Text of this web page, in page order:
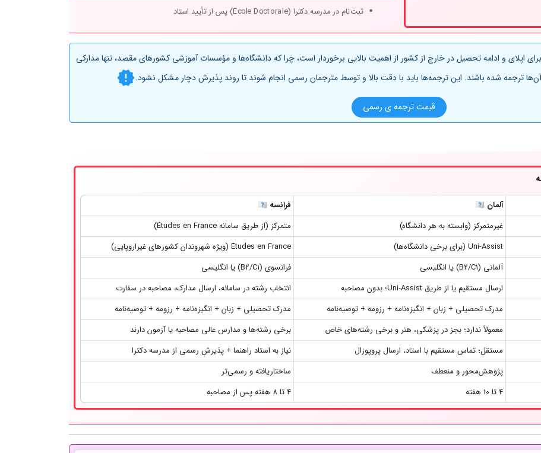
و ادامه تحصیل در خارج از کشور از اهمیت بالایی برخوردار است، چرا که دانشگاه‌ها و مؤسسات آموزشی کشورهای مقصد، تنها مدارکی
ترجمه شده باشند. این ترجمه‌ها باید با دقت بالا و توسط مترجمان رسمی انجام شوند تا روند پذیرش دچار مشکل نشود.
قیمت ترجمه ی رسمی
آلمان 🇩🇪
فرانسه 🇫🇷
غیرمتمرکز (وابسته به هر دانشگاه)
متمرکز (از طریق سامانه Études en France)
Uni-Assist (برای برخی دانشگاه‌ها)
Études en France (ویژه شهروندان کشورهای غیراروپایی)
آلمانی (B2/C1) یا انگلیسی
فرانسوی (B2/C1) یا انگلیسی
ارسال مستقیم یا از طریق Uni-Assist؛ بدون مصاحبه
انتخاب رشته در سامانه، ارسال مدارک، مصاحبه در سفارت
مدرک تحصیلی + زبان + انگیزه‌نامه + رزومه + توصیه‌نامه
مدرک تحصیلی + زبان + انگیزه‌نامه + رزومه + توصیه‌نامه
معمولاً ندارد؛ بجز در پزشکی، هنر و برخی رشته‌های خاص
برخی رشته‌ها و مدارس عالی مصاحبه یا آزمون دارند
مستقل؛ تماس مستقیم با استاد، ارسال پروپوزال
نیاز به استاد راهنما + پذیرش رسمی از مدرسه دکترا
پژوهش‌محور و منعطف
ساختاریافته و رسمی‌تر
4 تا 10 هفته 4 تا 8 هفته پس از مصاحبه